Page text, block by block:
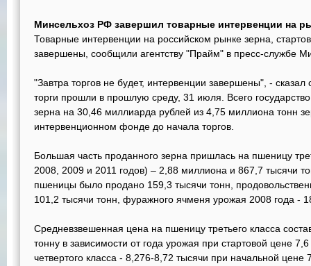
Минсельхоз РФ завершил товарные интервенции на
Товарные интервенции на российском рынке зерна,
завершены, сообщили агентству "Прайм" в пресс-службе
"Завтра торгов не будет, интервенции завершены", - сказал
торги прошли в прошлую среду, 31 июля. Всего
зерна на 30,46 миллиарда рублей из 4,75 миллиона тонн
интервенционном фонде до начала торгов.
Большая часть проданного зерна пришлась на пшеницу
2008, 2009 и 2011 годов) – 2,88 миллиона и 867,7 тысячи
пшеницы было продано 159,3 тысячи тонн,
101,2 тысячи тонн, фуражного ячменя урожая 2008 года -
Средневзвешенная цена на пшеницу третьего класса
тонну в зависимости от года урожая при стартовой цене
четвертого класса - 8,276-8,72 тысячи при начальной